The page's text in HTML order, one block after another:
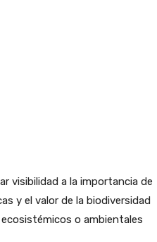
visibilidad a la importancia de
y el valor de la biodiversidad
o ambientales